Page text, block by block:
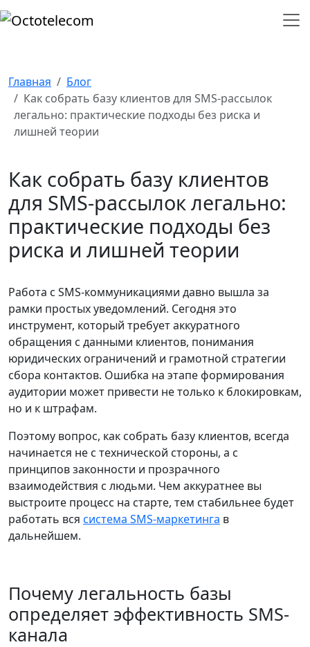
Главная
Блог
Как собрать базу клиентов для SMS-рассылок
легально: практические подходы без риска и
лишней теории
Как собрать базу клиентов
для SMS-рассылок легально:
практические подходы без
риска и лишней теории
Работа с SMS-коммуникациями давно вышла за
рамки простых уведомлений. Сегодня это
инструмент, который требует аккуратного
обращения с данными клиентов, понимания
юридических ограничений и грамотной стратегии
сбора контактов. Ошибка на этапе формирования
аудитории может привести не только к блокировкам,
но и к штрафам.
Поэтому вопрос, как собрать базу клиентов, всегда
начинается не с технической стороны, а с
принципов законности и прозрачного
взаимодействия с людьми. Чем аккуратнее вы
выстроите процесс на старте, тем стабильнее будет
работать вся система SMS-маркетинга в
дальнейшем.
Почему легальность базы
определяет эффективность SMS-
канала